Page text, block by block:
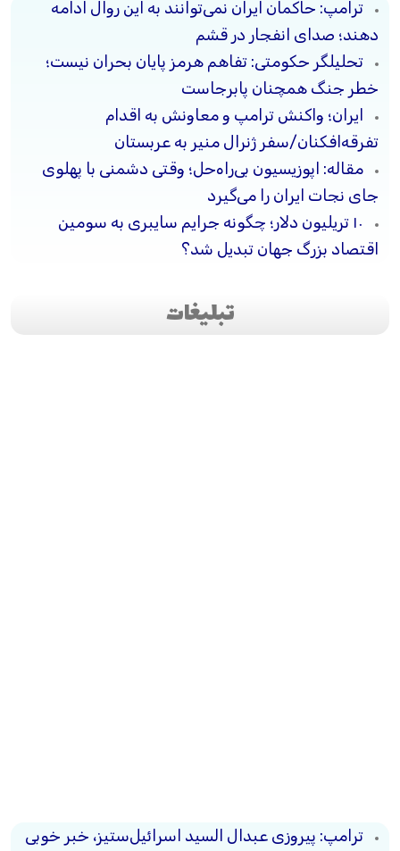
ترامپ: حاکمان ایران نمی‌توانند به این روال ادامه
دهند؛ صدای انفجار در قشم
تحلیلگر حکومتی: تفاهم هرمز پایان بحران نیست؛
خطر جنگ همچنان پابرجاست
ایران؛ واکنش ترامپ و معاونش به اقدام
تفرقه‌افکنان/سفر ژنرال منیر به عربستان
مقاله: اپوزیسیون بی‌راه‌حل؛ وقتی دشمنی با پهلوی
جای نجات ایران را می‌گیرد
۱۰ تریلیون دلار؛ چگونه جرایم سایبری به سومین
اقتصاد بزرگ جهان تبدیل شد؟
تبلیغات
ترامپ: پیروزی عبدال السید اسرائیل‌ستیز، خبر خوبی